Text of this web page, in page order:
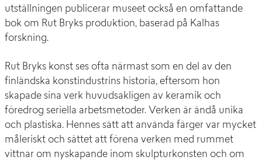
utställningen publicerar museet också en omfattande
bok om Rut Bryks produktion, baserad på Kalhas
forskning.
Rut Bryks konst ses ofta närmast som en del av den
finländska konstindustrins historia, eftersom hon
skapade sina verk huvudsakligen av keramik och
föredrog seriella arbetsmetoder. Verken är ändå unika
och plastiska. Hennes sätt att använda färger var mycket
måleriskt och sättet att förena verken med rummet
vittnar om nyskapande inom skulpturkonsten och om